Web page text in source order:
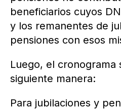
beneficiarios cuyos
y los remanentes de
pensiones con esos
Luego, el cronograma
siguiente manera:
Para jubilaciones y